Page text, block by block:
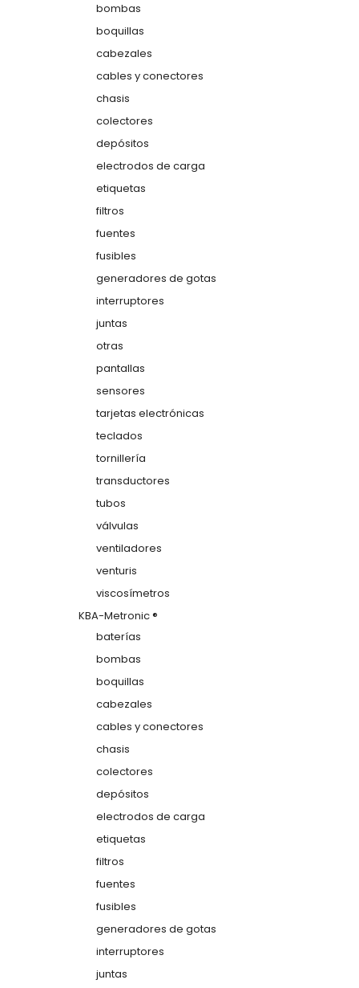
bombas
boquillas
cabezales
cables y conectores
chasis
colectores
depósitos
electrodos de carga
etiquetas
filtros
fuentes
fusibles
generadores de gotas
interruptores
juntas
otras
pantallas
sensores
tarjetas electrónicas
teclados
tornillería
transductores
tubos
válvulas
ventiladores
venturis
viscosímetros
KBA-Metronic ®
baterías
bombas
boquillas
cabezales
cables y conectores
chasis
colectores
depósitos
electrodos de carga
etiquetas
filtros
fuentes
fusibles
generadores de gotas
interruptores
juntas